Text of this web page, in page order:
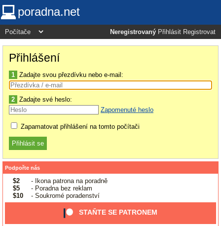
poradna.net
Neregistrovaný Přihlásit Registrovat
Přihlášení
1 Zadajte svou přezdívku nebo e-mail:
2 Zadajte své heslo:
Zapomenuté heslo
Zapamatovat přihlášení na tomto počítači
Podpořte nás
$2
- Ikona patrona na poradně
$5
- Poradna bez reklam
$10
- Soukromé poradenství
STAŇTE SE PATRONEM